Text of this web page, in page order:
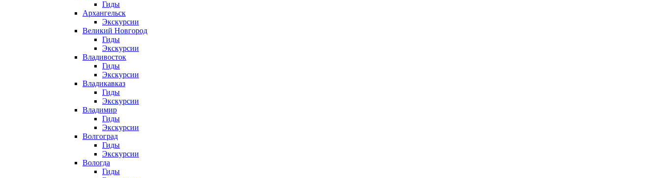
Гиды
Архангельск
Экскурсии
Великий Новгород
Гиды
Экскурсии
Владивосток
Гиды
Экскурсии
Владикавказ
Гиды
Экскурсии
Владимир
Гиды
Экскурсии
Волгоград
Гиды
Экскурсии
Вологда
Гиды